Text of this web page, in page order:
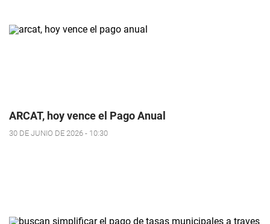
ARCAT, hoy vence el Pago Anual
30 DE JUNIO DE 2026 - 10:30